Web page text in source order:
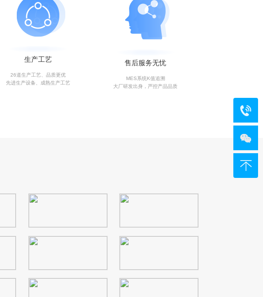
生产工艺
26道生产工艺、品质更优
先进生产设备、成熟生产工艺
售后服务无忧
MES系统K值追溯
大厂研发出身，严控产品品质